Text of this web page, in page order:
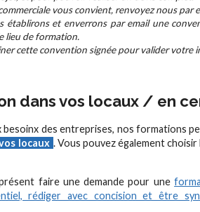
vous convient, renvoyez nous par
établirons et enverrons par email une
lieu de formation.
cette convention signée pour valider votre
dans vos locaux / en
besoinx des entreprises, nos formations
locaux . Vous pouvez également choisir
faire une demande pour une
rédiger avec concision et être